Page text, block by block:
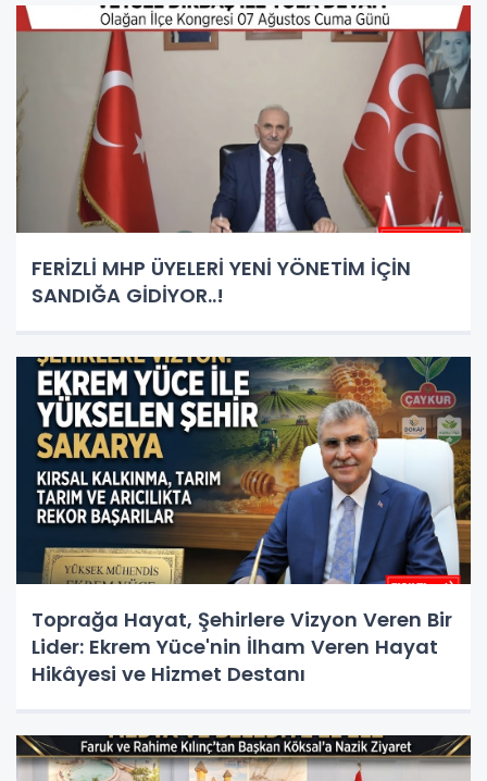
FERİZLİ MHP ÜYELERİ YENİ YÖNETİM İÇİN
SANDIĞA GİDİYOR..!
Toprağa Hayat, Şehirlere Vizyon Veren Bir
Lider: Ekrem Yüce'nin İlham Veren Hayat
Hikâyesi ve Hizmet Destanı